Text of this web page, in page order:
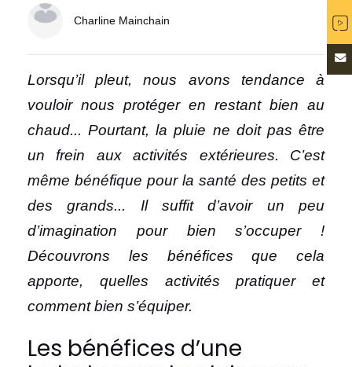
Charline Mainchain
Lorsqu’il pleut, nous avons tendance à
vouloir nous protéger en restant bien au
chaud... Pourtant, la pluie ne doit pas être
un frein aux activités extérieures. C’est
même bénéfique pour la santé des petits et
des grands... Il suffit d’avoir un peu
d’imagination pour bien s’occuper !
Découvrons les bénéfices que cela
apporte, quelles activités pratiquer et
comment bien s’équiper.
Les bénéfices d’une